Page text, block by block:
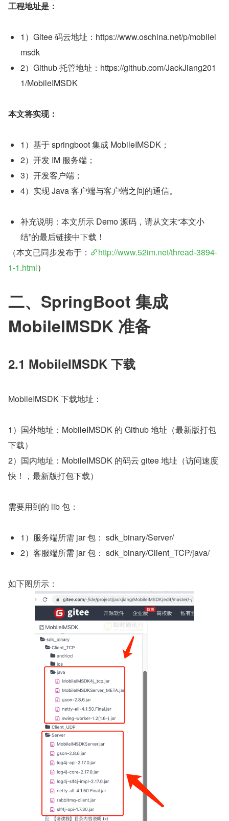
工程地址是：
1）Gitee 码云地址：https://www.oschina.net/p/mobilei
msdk
2）Github 托管地址：https://github.com/JackJiang201
1/MobileIMSDK
本文将实现：
1）基于 springboot 集成 MobileIMSDK；
2）开发 IM 服务端；
3）开发客户端；
4）实现 Java 客户端与客户端之间的通信。
补充说明：本文所示 Demo 源码，请从文末“本文小
结”的最后链接中下载！
（本文已同步发布于：
http://www.52im.net/thread-3894-
1-1.html）
二、SpringBoot 集成
MobileIMSDK 准备
2.1 MobileIMSDK 下载
MobileIMSDK 下载地址：
1）国外地址：MobileIMSDK 的 Github 地址（最新版打包
下载）
2）国内地址：MobileIMSDK 的码云 gitee 地址（访问速度
快！，最新版打包下载）
需要用到的 lib 包：
1）服务端所需 jar 包： sdk_binary/Server/
2）客服端所需 jar 包： sdk_binary/Client_TCP/java/
如下图所示：